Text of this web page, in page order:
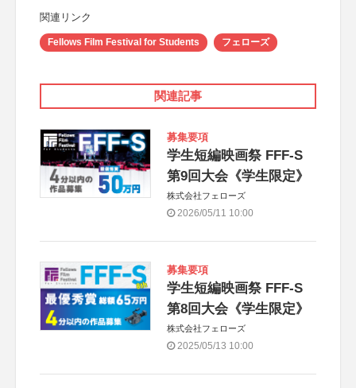
関連リンク
Fellows Film Festival for Students フェローズ
関連記事
募集要項
学生短編映画祭 FFF-S
第9回大会《学生限定》
株式会社フェローズ
2026/05/11 10:00
募集要項
学生短編映画祭 FFF-S
第8回大会《学生限定》
株式会社フェローズ
2025/05/13 10:00